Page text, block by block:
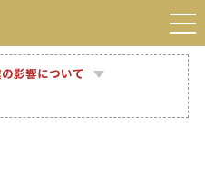
影響について